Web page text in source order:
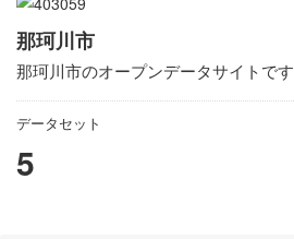
那珂川市
那珂川市のオープンデータサイトです
データセット
5